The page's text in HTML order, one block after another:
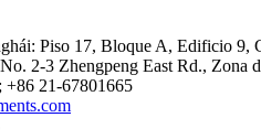
Piso 17, Bloque A, Edificio 9,
2-3 Zhengpeng East Rd., Zona
+86 21-67801665